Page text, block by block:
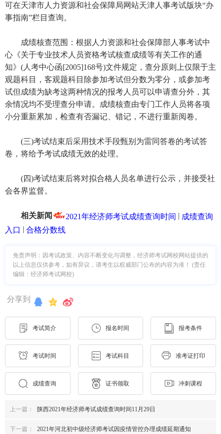
可在天津市人力资源和社会保障局网站天津人事考试版块“办
事指南”栏目查询。
成绩核查范围：根据人力资源和社会保障部人事考试中
心《关于专业技术人员资格考试核查成绩等有关工作的通
知》(人考中心函[2005]168号)文件规定，查分原则上仅限于主
观题科目，客观题科目除参加考试但分数为零分，或参加考
试但成绩为缺考这两种情况的报考人员可以申请查分外，其
余情况均不受理查分申请。成绩核查由专门工作人员将各项
小分重新累加，检查有否漏记、错记，不进行重新阅卷。
(三)考试结束后采用技术手段甄别为雷同答卷的考试答
卷，将给予考试成绩无效的处理。
(四)考试结束后将对拟合格人员名单进行公示，并接受社
会各界监督。
相关新闻 2021年经济师考试成绩查询时间 | 成绩查询
入口 | 合格分数线
免责声明：因考试政策、内容不断变化与调整，经济师考试网校网站提供的
以上信息仅供参考，如有异议，请考生以权威部门公布的内容为准！ (责任
编辑：经济师考试网校)
分享到
考试简介 报名时间 报考条件
考试时间 考试科目 准考证打印
成绩查询 证书领取 冲刺课程
上一篇： 陕西2021年经济师考试成绩查询时间11月29日
下一篇： 2021年河北初中级经济师考试因疫情管控办理成绩延期通知